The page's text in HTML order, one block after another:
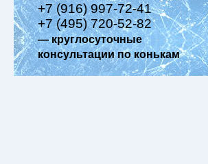
+7 (916) 997-72-41
+7 (495) 720-52-82
— круглосуточные
консультации по конькам